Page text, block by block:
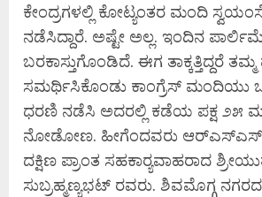
ಕೇಂದ್ರಗಳಲ್ಲಿ ಕೋಟ್ಯಂತರ ಮಂದಿ
ನಡೆಸಿದ್ದಾರೆ. ಅಷ್ಟೇ ಅಲ್ಲ. ಇಂದಿನ
ಬರಕಾಸ್ತುಗೊಂಡಿದೆ. ಈಗ ತಾಕ್ಕತ್ತಿದ್ದರೆ
ಸಮರ್ಥಿಸಿಕೊಂಡು ಕಾಂಗ್ರೆಸ್ ಮಂದಿಯು
ಧರಣಿ ನಡೆಸಿ ಅದರಲ್ಲಿ ಕಡೆಯ ಪಕ್ಷ ೨೫
ನೋಡೋಣ. ಹೀಗೆಂದವರು ಆರ್‌ಎಸ್‌ಎಸ್
ದಕ್ಷಿಣ ಪ್ರಾಂತ ಸಹಕಾರ‍್ಯವಾಹರಾದ
ಸುಬ್ರಹ್ಮಣ್ಯಭಟ್ ರವರು. ಶಿವಮೊಗ್ಗ